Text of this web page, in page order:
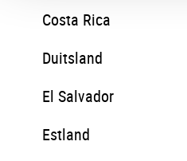
Costa Rica
Duitsland
El Salvador
Estland